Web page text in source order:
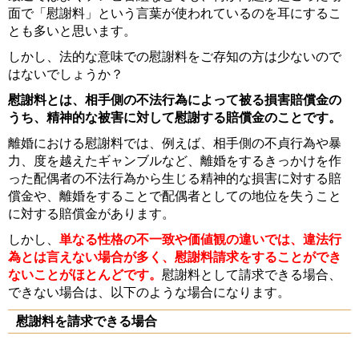
面で「慰謝料」という言葉が使われているのを耳にするこ
とも多いと思います。
しかし、法的な意味での慰謝料をご存知の方は少ないので
はないでしょうか？
慰謝料とは、相手側の不法行為によって被る損害賠償金の
うち、精神的な被害に対して慰謝する賠償金のことです。
離婚における慰謝料では、例えば、相手側の不貞行為や暴
力、度を越えたギャンブルなど、離婚をするきっかけを作
った配偶者の不法行為から生じる精神的な損害に対する賠
償金や、離婚をすることで配偶者としての地位を失うこと
に対する賠償金があります。
しかし、 単なる性格の不一致や価値観の違いでは、違法行
為とは言えない場合が多く、慰謝料請求をすることができ
ないことがほとんどです。 慰謝料として請求できる場合、
できない場合は、以下のような場合になります。
慰謝料を請求できる場合